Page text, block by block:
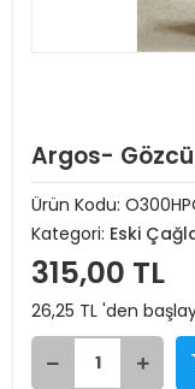
Argos- Gözcü
Ürün Kodu:
Kategori: Eski
315,00 TL
26,25 TL 'den